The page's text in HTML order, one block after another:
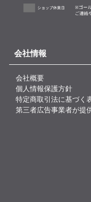
会社情報
会社概要
個人情報保護方針
特定商取引法に基づく
第三者広告事業者が提